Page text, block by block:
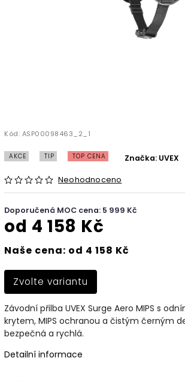
Kód: ASP00098463_2_1
AKCE TIP TOP CENA
Neohodnoceno
Značka: UVEX
Doporučená MOC cena: 5 999 Kč
od 4 158 Kč
Naše cena: od 4 158 Kč
Zvolte variantu
Závodní přilba UVEX Surge Aero MIPS s
krytem, MIPS ochranou a čistým černým
bezpečná a rychlá.
Detailní informace